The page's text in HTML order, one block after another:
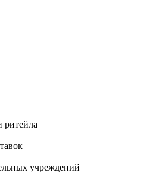
ритейла
учреждений